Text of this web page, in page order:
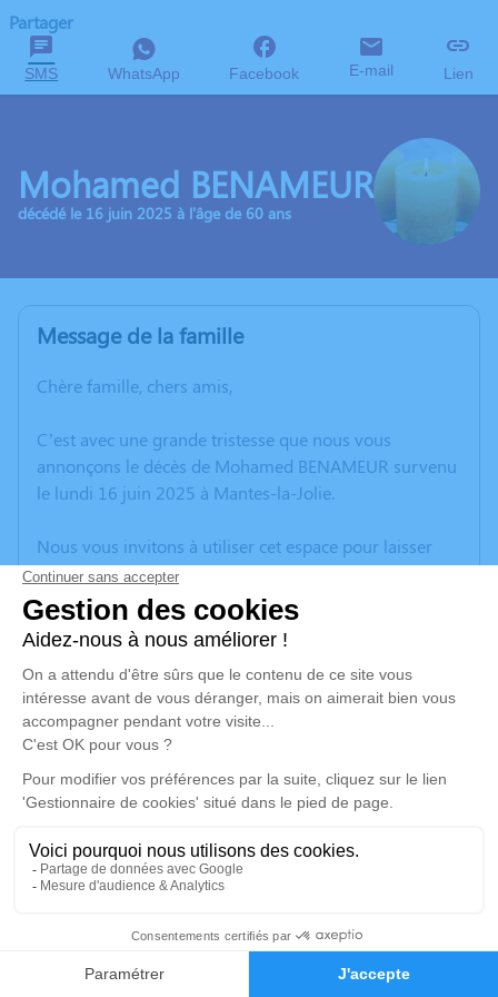
Faire-part Hommages
Partager
SMS WhatsApp Facebook E-mail Lien
Mohamed BENAMEUR
décédé le 16 juin 2025 à l'âge de 60 ans
Message de la famille
Chère famille, chers amis,
C’est avec une grande tristesse que nous vous
annonçons le décès de Mohamed BENAMEUR survenu
le lundi 16 juin 2025 à Mantes-la-Jolie.
Nous vous invitons à utiliser cet espace pour laisser
vos condoléances, partager des photos souvenirs, une
anecdote ou exprimer vos pensées à travers des
poèmes ou des textes. Cet endroit est un lieu
d'expression dédié à honorer la mémoire de Mohamed
BENAMEUR.
Un service de plantation d’arbre hommage est
disponible ici.
Je rends hommage
Cérémonie religieuse
Mosquée de Mantes-la-Jolie
5 Rue Denis Papin